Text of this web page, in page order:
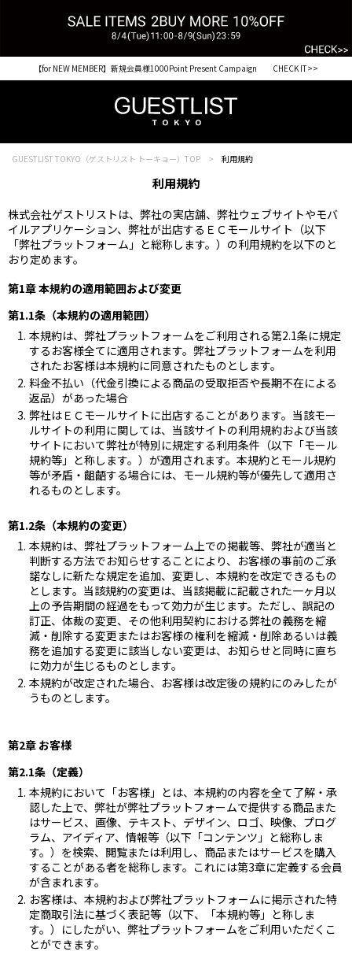
【for NEW MEMBER】新規会員様1000Point Present Campaign CHECK IT>>
GUESTLIST TOKYO（ゲストリスト トーキョー）TOP 利用規約
利用規約
株式会社ゲストリストは、弊社の実店舗、弊社ウェブサイトやモバ
イルアプリケーション、弊社が出店するＥＣモールサイト（以下
「弊社プラットフォーム」と総称します。）の利用規約を以下のと
おり定めます。
第1章 本規約の適用範囲および変更
第1.1条（本規約の適用範囲）
本規約は、弊社プラットフォームをご利用される第2.1条に規定
するお客様全てに適用されます。弊社プラットフォームを利用
されたお客様は本規約に同意されたものとします。
料金不払い（代金引換による商品の受取拒否や長期不在による
返品）があった場合
弊社はＥＣモールサイトに出店することがあります。当該モー
ルサイトの利用に関しては、当該サイトの利用規約および当該
サイトにおいて弊社が特別に規定する利用条件（以下「モール
規約等」と称します。）が適用されます。本規約とモール規約
等が矛盾・齟齬する場合には、モール規約等が優先して適用さ
れるものとします。
第1.2条（本規約の変更）
本規約は、弊社プラットフォーム上での掲載等、弊社が適当と
判断する方法でお知らせすることにより、お客様の事前のご承
諾なしに新たな規定を追加、変更し、本規約を改定できるもの
とします。当該規約の変更は、当該掲載に記載された一ヶ月以
上の予告期間の経過をもって効力が生じます。ただし、誤記の
訂正、体裁の変更、その他利用契約における弊社の義務を縮
減・削除する変更またはお客様の権利を縮減・削除あるいは義
務を追加する変更に該当しない変更は、お知らせと同時に直ち
に効力が生じるものとします。
本規約が改定された場合、お客様は改定後の規約にのみしたが
うものとします。
第2章 お客様
第2.1条（定義）
本規約において「お客様」とは、本規約の内容を全て了解・承
認した上で、弊社が弊社プラットフォームで提供する商品また
はサービス、画像、テキスト、デザイン、ロゴ、映像、プログ
ラム、アイディア、情報等（以下「コンテンツ」と総称しま
す。）を検索、閲覧または利用し、商品またはサービスを購入
することがある者を総称します。これには第3章に定義する会員
が含まれます。
お客様は、本規約および弊社プラットフォームに掲示された特
定商取引法に基づく表記等（以下、「本規約等」と称しま
す。）にしたがい、弊社プラットフォームをご利用いただくこ
とができます。